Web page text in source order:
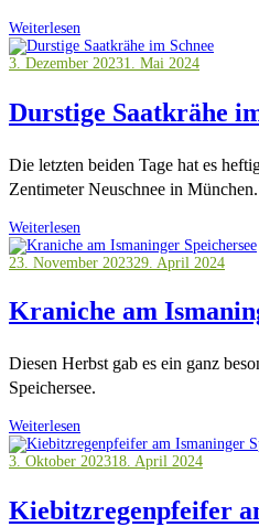
Weiterlesen
3. Dezember 20231. Mai 2024
Durstige Saatkrähe
Die letzten beiden Tage hat es
Zentimeter Neuschnee in München.
Weiterlesen
23. November 202329. April 2024
Kraniche am
Diesen Herbst gab es ein ganz
Speichersee.
Weiterlesen
3. Oktober 202318. April 2024
Kiebitzregenpfeifer